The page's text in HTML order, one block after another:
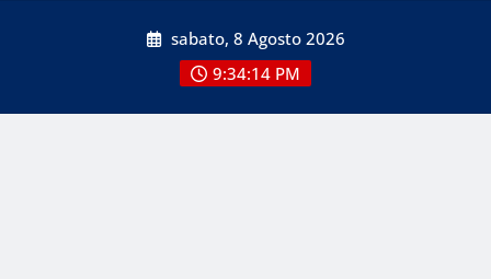
sabato, 8 Agosto 2026
9:34:14 PM